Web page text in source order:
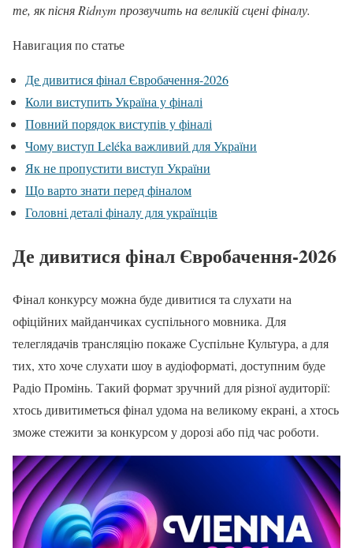
те, як пісня Ridnym прозвучить на великій сцені фіналу.
Навигация по статье
Де дивитися фінал Євробачення-2026
Коли виступить Україна у фіналі
Повний порядок виступів у фіналі
Чому виступ Leléka важливий для України
Як не пропустити виступ України
Що варто знати перед фіналом
Головні деталі фіналу для українців
Де дивитися фінал Євробачення-2026
Фінал конкурсу можна буде дивитися та слухати на
офіційних майданчиках суспільного мовника. Для
телеглядачів трансляцію покаже Суспільне Культура, а для
тих, хто хоче слухати шоу в аудіоформаті, доступним буде
Радіо Промінь. Такий формат зручний для різної аудиторії:
хтось дивитиметься фінал удома на великому екрані, а хтось
зможе стежити за конкурсом у дорозі або під час роботи.